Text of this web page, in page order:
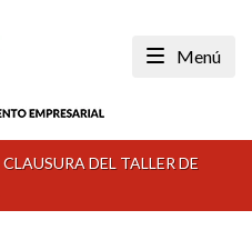
Menú
CLAUSURA DEL TALLER DE